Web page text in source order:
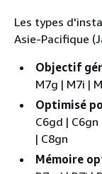
Les types
Asie-Pacifique
Objectif
M7g | M7i |
Optimisé
C6gd |
| C8gn
Mémoire